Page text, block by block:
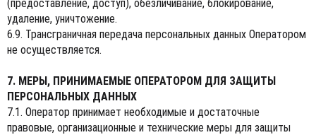
(предоставление, доступ), обезличивание, блокирование,
удаление, уничтожение.
6.9. Трансграничная передача персональных данных Оператором
не осуществляется.
7. МЕРЫ, ПРИНИМАЕМЫЕ ОПЕРАТОРОМ ДЛЯ ЗАЩИТЫ
ПЕРСОНАЛЬНЫХ ДАННЫХ
7.1. Оператор принимает необходимые и достаточные
правовые, организационные и технические меры для защиты